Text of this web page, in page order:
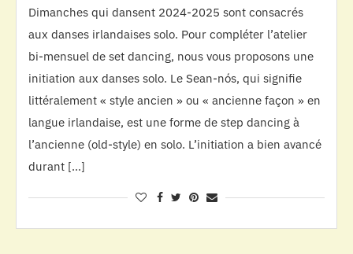
Dimanches qui dansent 2024-2025 sont consacrés
aux danses irlandaises solo. Pour compléter l’atelier
bi-mensuel de set dancing, nous vous proposons une
initiation aux danses solo. Le Sean-nós, qui signifie
littéralement « style ancien » ou « ancienne façon » en
langue irlandaise, est une forme de step dancing à
l’ancienne (old-style) en solo. L’initiation a bien avancé
durant […]